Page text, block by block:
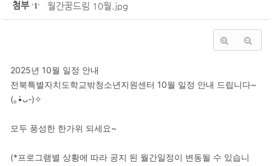
첨부 '1' 월간꿈드림 10월.jpg
2025년 10월 일정 안내
전북특별자치도학교밖청소년지원센터 10월 일정 안내 드립니다~
(｡•̀ᴗ-)✧
모두 풍성한 한가위 되세요~
(*프로그램별 상황에 따라 공지 된 월간일정이 변동될 수 있습니